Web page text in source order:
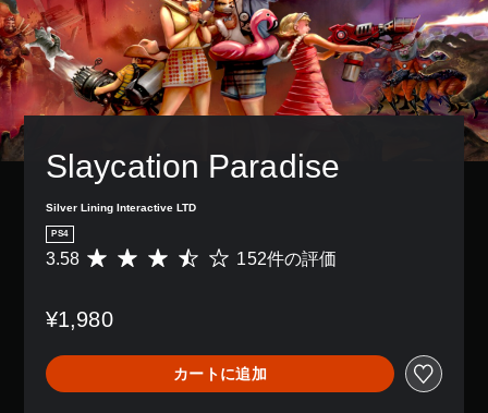
Slaycation Paradise
Silver Lining Interactive LTD
PS4
評
は
5
2
、
3.58 152件の評価
¥1,980
カートに追加